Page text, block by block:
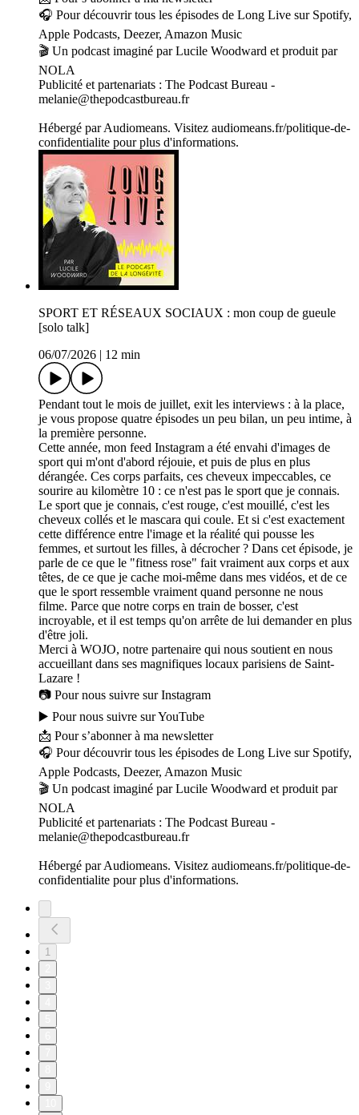
🎧 Pour découvrir tous les épisodes de Long Live sur Spotify,
Apple Podcasts, Deezer, Amazon Music
🎬 Un podcast imaginé par Lucile Woodward et produit par
NOLA
Publicité et partenariats : The Podcast Bureau -
melanie@thepodcastbureau.fr
Hébergé par Audiomeans. Visitez audiomeans.fr/politique-de-
confidentialite pour plus d'informations.
SPORT ET RÉSEAUX SOCIAUX : mon coup de gueule
[solo talk]
06/07/2026
12 min
Pendant tout le mois de juillet, exit les interviews : à la place,
je vous propose quatre épisodes un peu bilan, un peu intime, à
la première personne.
Cette année, mon feed Instagram a été envahi d'images de
sport qui m'ont d'abord réjouie, et puis de plus en plus
dérangée. Ces corps parfaits, ces cheveux impeccables, ce
sourire au kilomètre 10 : ce n'est pas le sport que je connais.
Le sport que je connais, c'est rouge, c'est mouillé, c'est les
cheveux collés et le mascara qui coule. Et si c'est exactement
cette différence entre l'image et la réalité qui pousse les
femmes, et surtout les filles, à décrocher ? Dans cet épisode, je
parle de ce que le "fitness rose" fait vraiment aux corps et aux
têtes, de ce que je cache moi-même dans mes vidéos, et de ce
que le sport ressemble vraiment quand personne ne nous
filme. Parce que notre corps en train de bosser, c'est
incroyable, et il est temps qu'on arrête de lui demander en plus
d'être joli.
Merci à WOJO, notre partenaire qui nous soutient en nous
accueillant dans ses magnifiques locaux parisiens de Saint-
Lazare !
📷 Pour nous suivre sur Instagram
▶️ Pour nous suivre sur YouTube
📩 Pour s’abonner à ma newsletter
🎧 Pour découvrir tous les épisodes de Long Live sur Spotify,
Apple Podcasts, Deezer, Amazon Music
🎬 Un podcast imaginé par Lucile Woodward et produit par
NOLA
Publicité et partenariats : The Podcast Bureau -
melanie@thepodcastbureau.fr
Hébergé par Audiomeans. Visitez audiomeans.fr/politique-de-
confidentialite pour plus d'informations.
1